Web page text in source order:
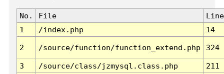
No. File
Line
1
/index.php 14
2 /source/function/function_extend.php 324
3 /source/class/jzmysql.class.php
211